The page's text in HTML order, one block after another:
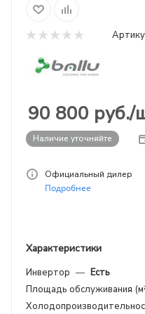
90 800 руб./
Наличие уточняйте
Официальный дилер
Подробнее
Характеристики
Инвертор — Есть
Площадь обслуживания